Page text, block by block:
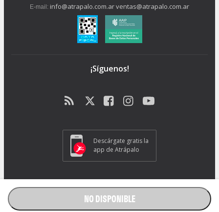
NO DISPONIBLE
E-mail: info@atrapalo.com.arventas@atrapalo.com.ar
¡Síguenos!
Descárgate gratis la
app de Atrápalo